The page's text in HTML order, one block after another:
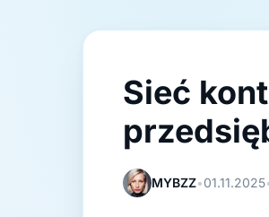
Sieć
MYBZZ•01.11.2025